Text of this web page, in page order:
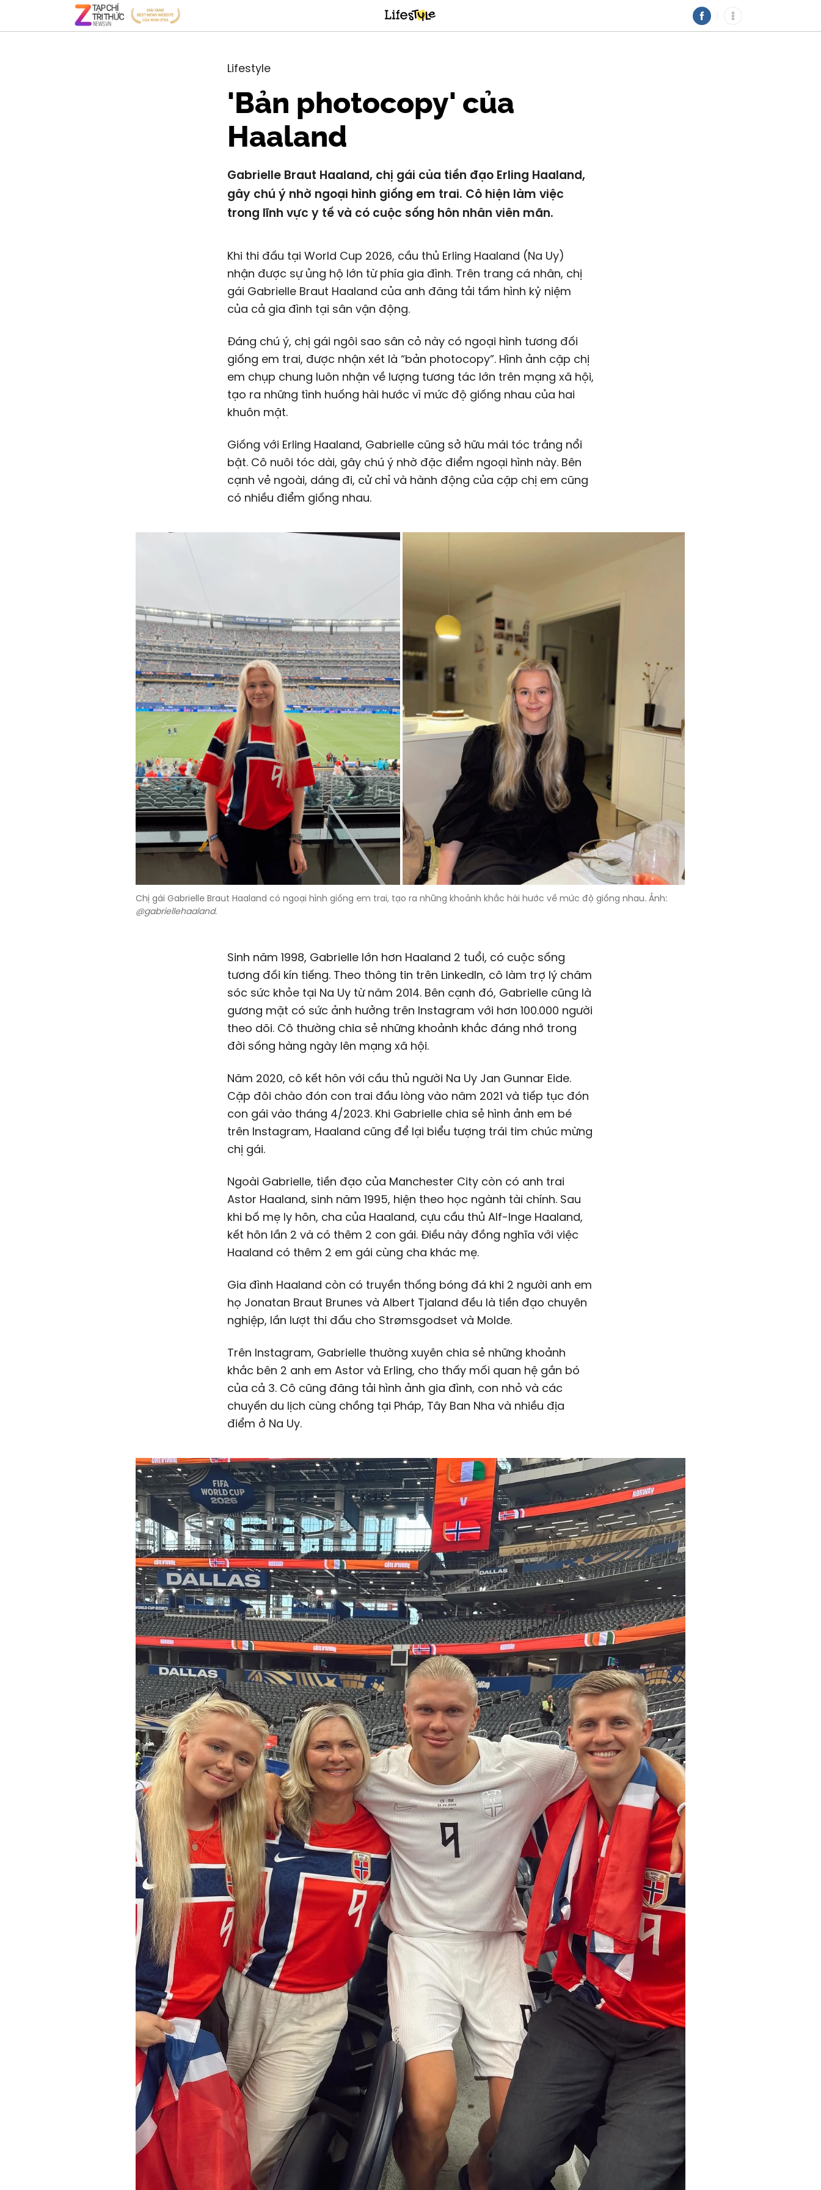
Lifestyle
'Bản photocopy' của
Haaland
Gabrielle Braut Haaland, chị gái của tiền đạo Erling Haaland,
gây chú ý nhờ ngoại hình giống em trai. Cô hiện làm việc
trong lĩnh vực y tế và có cuộc sống hôn nhân viên mãn.
Khi thi đấu tại World Cup 2026, cầu thủ Erling Haaland (Na Uy)
nhận được sự ủng hộ lớn từ phía gia đình. Trên trang cá nhân, chị
gái Gabrielle Braut Haaland của anh đăng tải tấm hình kỷ niệm
của cả gia đình tại sân vận động.
Đáng chú ý, chị gái ngôi sao sân cỏ này có ngoại hình tương đối
giống em trai, được nhận xét là “bản photocopy”. Hình ảnh cặp chị
em chụp chung luôn nhận về lượng tương tác lớn trên mạng xã hội,
tạo ra những tình huống hài hước vì mức độ giống nhau của hai
khuôn mặt.
Giống với Erling Haaland, Gabrielle cũng sở hữu mái tóc trắng nổi
bật. Cô nuôi tóc dài, gây chú ý nhờ đặc điểm ngoại hình này. Bên
cạnh vẻ ngoài, dáng đi, cử chỉ và hành động của cặp chị em cũng
có nhiều điểm giống nhau.
Chị gái Gabrielle Braut Haaland có ngoại hình giống em trai, tạo ra những khoảnh khắc hài hước về mức độ giống nhau. Ảnh:
@gabriellehaaland.
Sinh năm 1998, Gabrielle lớn hơn Haaland 2 tuổi, có cuộc sống
tương đối kín tiếng. Theo thông tin trên LinkedIn, cô làm trợ lý chăm
sóc sức khỏe tại Na Uy từ năm 2014. Bên cạnh đó, Gabrielle cũng là
gương mặt có sức ảnh hưởng trên Instagram với hơn 100.000 người
theo dõi. Cô thường chia sẻ những khoảnh khắc đáng nhớ trong
đời sống hàng ngày lên mạng xã hội.
Năm 2020, cô kết hôn với cầu thủ người Na Uy Jan Gunnar Eide.
Cặp đôi chào đón con trai đầu lòng vào năm 2021 và tiếp tục đón
con gái vào tháng 4/2023. Khi Gabrielle chia sẻ hình ảnh em bé
trên Instagram, Haaland cũng để lại biểu tượng trái tim chúc mừng
chị gái.
Ngoài Gabrielle, tiền đạo của Manchester City còn có anh trai
Astor Haaland, sinh năm 1995, hiện theo học ngành tài chính. Sau
khi bố mẹ ly hôn, cha của Haaland, cựu cầu thủ Alf-Inge Haaland,
kết hôn lần 2 và có thêm 2 con gái. Điều này đồng nghĩa với việc
Haaland có thêm 2 em gái cùng cha khác mẹ.
Gia đình Haaland còn có truyền thống bóng đá khi 2 người anh em
họ Jonatan Braut Brunes và Albert Tjaland đều là tiền đạo chuyên
nghiệp, lần lượt thi đấu cho Strømsgodset và Molde.
Trên Instagram, Gabrielle thường xuyên chia sẻ những khoảnh
khắc bên 2 anh em Astor và Erling, cho thấy mối quan hệ gắn bó
của cả 3. Cô cũng đăng tải hình ảnh gia đình, con nhỏ và các
chuyến du lịch cùng chồng tại Pháp, Tây Ban Nha và nhiều địa
điểm ở Na Uy.